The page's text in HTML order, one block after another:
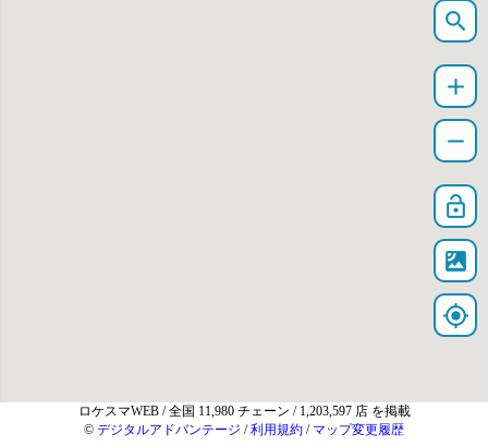
search
add
remove
lock_open
satellite
my_location
ロケスマWEB / 全国 11,980 チェーン / 1,203,597 店 を掲載
© デジタルアドバンテージ /利用規約 / マップ変更履歴